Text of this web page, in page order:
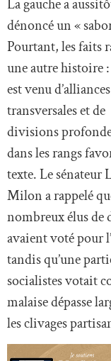
La gauche a
dénoncé un «
Pourtant, les faits
une autre histoire
est venu d’alliances
transversales et de
divisions
dans les rangs
texte. Le sénateur
Milon a rappelé
nombreux élus de
avaient voté pour
tandis qu’une
socialistes votait
malaise dépasse
les clivages